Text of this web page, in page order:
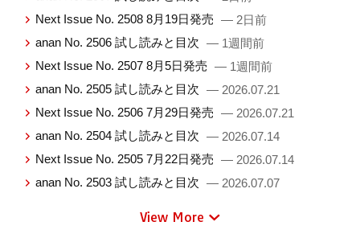
Next Issue No. 2508 8月19日発売 — 2日前
anan No. 2506 試し読みと目次 — 1週間前
Next Issue No. 2507 8月5日発売 — 1週間前
anan No. 2505 試し読みと目次 — 2026.07.21
Next Issue No. 2506 7月29日発売 — 2026.07.21
anan No. 2504 試し読みと目次 — 2026.07.14
Next Issue No. 2505 7月22日発売 — 2026.07.14
anan No. 2503 試し読みと目次 — 2026.07.07
View More